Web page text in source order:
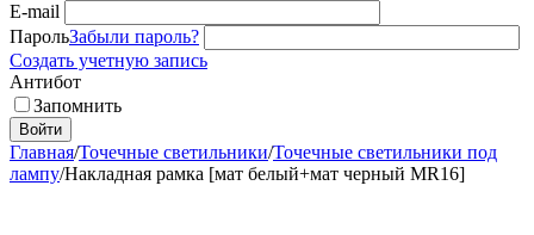
E-mail
ПарольЗабыли пароль?
Создать учетную запись
Антибот
Запомнить
Войти
Главная/Точечные светильники/Точечные светильники под
лампу/Накладная рамка [мат белый+мат черный MR16]